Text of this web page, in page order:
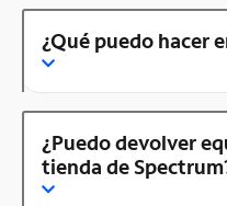
¿Qué puedo hacer
¿Puedo devolver
tienda de